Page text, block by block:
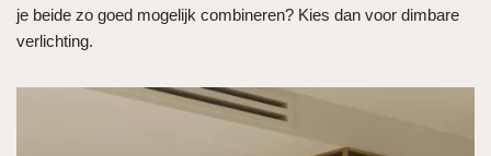
je beide zo goed mogelijk combineren? Kies dan voor dimbare
verlichting.